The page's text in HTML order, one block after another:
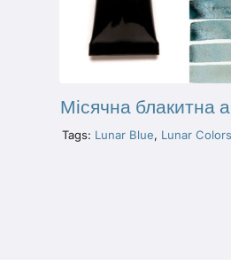
Місячна блакитна
Tags: Lunar Blue, Lunar Colors